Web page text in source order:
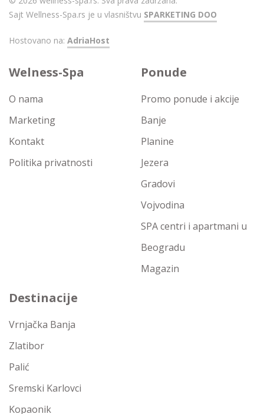
Sajt Wellness-Spa.rs je u vlasništvu SPARKETING DOO
Hostovano na: AdriaHost
Welness-Spa
O nama
Marketing
Kontakt
Politika privatnosti
Ponude
Promo ponude i akcije
Banje
Planine
Jezera
Gradovi
Vojvodina
SPA centri i apartmani u
Beogradu
Magazin
Destinacije
Vrnjačka Banja
Zlatibor
Palić
Sremski Karlovci
Kopaonik